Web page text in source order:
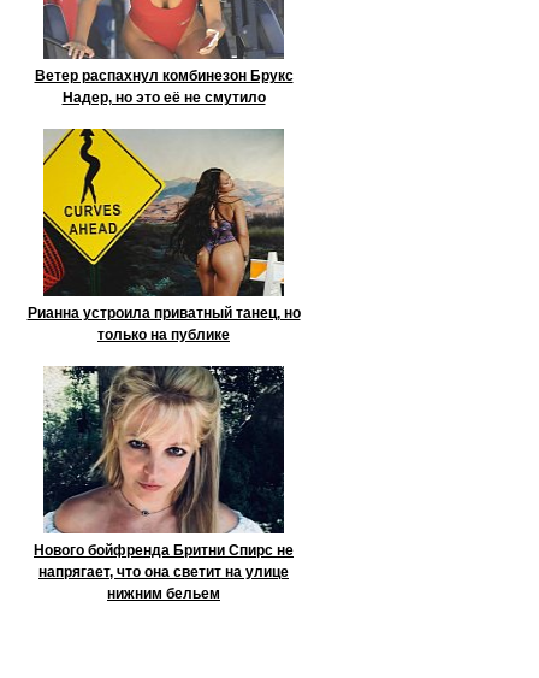
Ветер распахнул комбинезон Брукс
Надер, но это её не смутило
Рианна устроила приватный танец, но
только на публике
Нового бойфренда Бритни Спирс не
напрягает, что она светит на улице
нижним бельем